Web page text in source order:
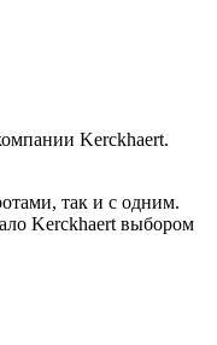
Kerckhaert.
так и с одним.
Kerckhaert выбором